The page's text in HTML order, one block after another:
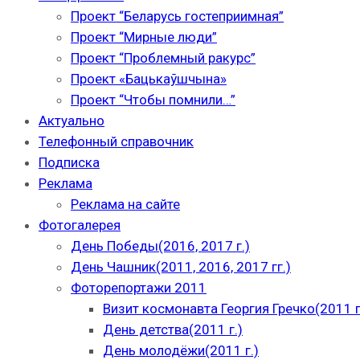
Проект “Беларусь гостеприимная”
Проект “Мирные люди”
Проект “Проблемный ракурс”
Проект «Бацькаўшчына»
Проект “Чтобы помнили…”
Актуально
Телефонный справочник
Подписка
Реклама
Реклама на сайте
Фотогалерея
День Победы(2016, 2017 г.)
День Чашник(2011, 2016, 2017 гг.)
Фоторепортажи 2011
Визит космонавта Георгия Гречко(2011
День детства(2011 г.)
День молодёжи(2011 г.)